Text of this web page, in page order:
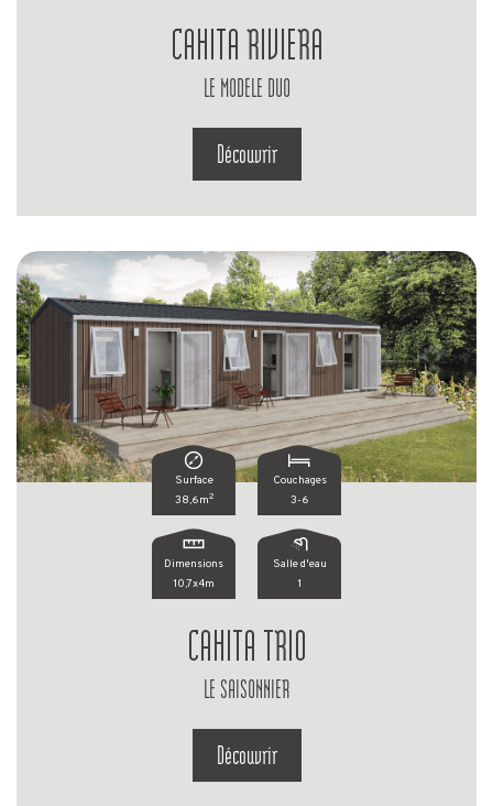
CAHITA RIVIERA
LE MODELE DUO
Découvrir
Surface
38,6m2
Couchages
3-6
Dimensions
10,7x4m
Salle d'eau
1
CAHITA TRIO
LE SAISONNIER
Découvrir